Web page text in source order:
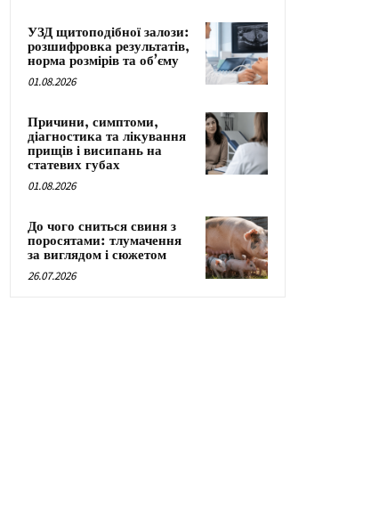
УЗД щитоподібної залози:
розшифровка результатів,
норма розмірів та об’єму
01.08.2026
Причини, симптоми,
діагностика та лікування
прищів і висипань на
статевих губах
01.08.2026
До чого сниться свиня з
поросятами: тлумачення
за виглядом і сюжетом
26.07.2026